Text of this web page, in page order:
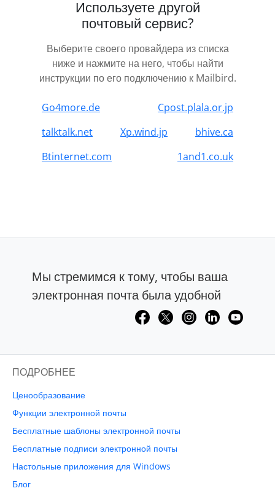
Используете другой
почтовый сервис?
Выберите своего провайдера из списка
ниже и нажмите на него, чтобы найти
инструкции по его подключению к Mailbird.
Go4more.de
Cpost.plala.or.jp
talktalk.net
Xp.wind.jp
bhive.ca
Btinternet.com
1and1.co.uk
Мы стремимся к тому, чтобы ваша
электронная почта была удобной
ПОДРОБНЕЕ
Ценообразование
Функции электронной почты
Бесплатные шаблоны электронной почты
Бесплатные подписи электронной почты
Настольные приложения для Windows
Блог